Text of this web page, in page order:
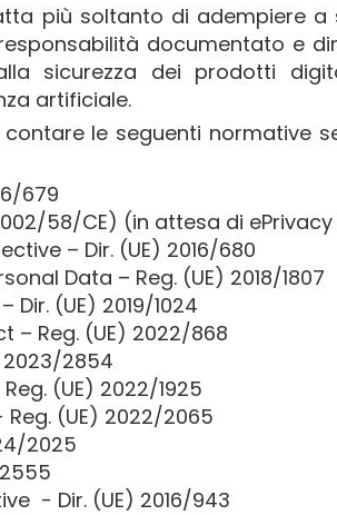
più soltanto di adempiere
documentato e
sicurezza dei prodotti
artificiale.
le seguenti normative
679
58/CE) (in attesa di
– Dir. (UE) 2016/680
Data – Reg. (UE) 2018/1807
Dir. (UE) 2019/1024
– Reg. (UE) 2022/868
2023/2854
(UE) 2022/1925
(UE) 2022/2065
2025
- Dir. (UE) 2016/943